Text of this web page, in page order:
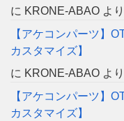
に KRONE-ABAO より
【アケコンパーツ】
カスタマイズ】
に KRONE-ABAO より
【アケコンパーツ】
カスタマイズ】